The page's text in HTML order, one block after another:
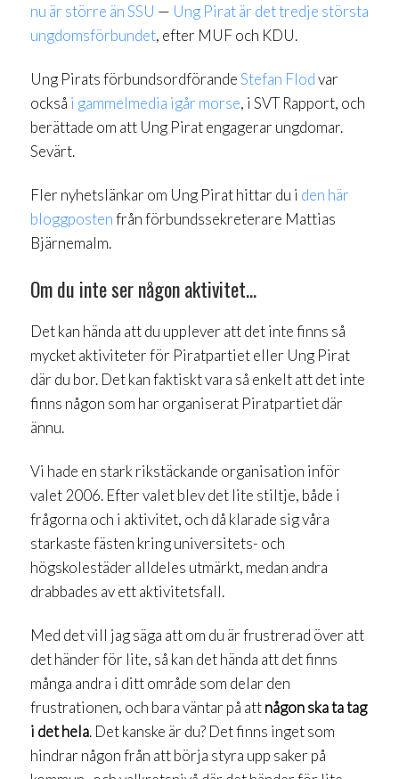
nu är större än SSU — Ung Pirat är det tredje största
ungdomsförbundet, efter MUF och KDU.
Ung Pirats förbundsordförandeStefan Flodvar
också i gammelmedia igår morse, i SVT Rapport, och
berättade om att Ung Pirat engagerar ungdomar.
Sevärt.
Fler nyhetslänkar om Ung Pirat hittar du i den här
bloggpostenfrån förbundssekreterare Mattias
Bjärnemalm.
Om du inte ser någon aktivitet…
Det kan hända att du upplever att det inte finns så
mycket aktiviteter för Piratpartiet eller Ung Pirat
där du bor. Det kan faktiskt vara så enkelt att det inte
finns någon som har organiserat Piratpartiet där
ännu.
Vi hade en stark rikstäckande organisation inför
valet 2006. Efter valet blev det lite stiltje, både i
frågorna och i aktivitet, och då klarade sig våra
starkaste fästen kring universitets- och
högskolestäder alldeles utmärkt, medan andra
drabbades av ett aktivitetsfall.
Med det vill jag säga att om du är frustrerad över att
det händer för lite, så kan det hända att det finns
många andra i ditt område som delar den
frustrationen, och bara väntar på attnågon ska ta tag
i det hela. Det kanske är du? Det finns inget som
hindrar någon från att börja styra upp saker på